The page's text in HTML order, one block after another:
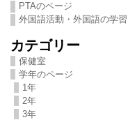
PTAのページ
外国語活動・外国語の学習
カテゴリー
保健室
学年のページ
1年
2年
3年